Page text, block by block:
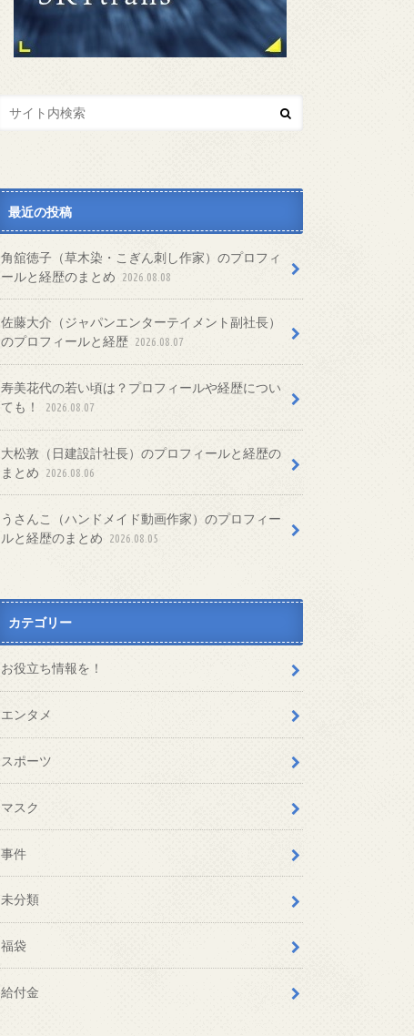
最近の投稿
角舘徳子（草木染・こぎん刺し作家）のプロフィ
ールと経歴のまとめ
2026.08.08
佐藤大介（ジャパンエンターテイメント副社長）
のプロフィールと経歴 2026.08.07
寿美花代の若い頃は？プロフィールや経歴につい
ても！
2026.08.07
大松敦（日建設計社長）のプロフィールと経歴の
まとめ
2026.08.06
うさんこ（ハンドメイド動画作家）のプロフィー
ルと経歴のまとめ
2026.08.05
カテゴリー
お役立ち情報を！
エンタメ
スポーツ
マスク
事件
未分類
福袋
給付金